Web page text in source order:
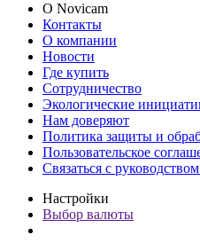
О Novicam
Контакты
О компании
Новости
Где купить
Сотрудничество
Экологические
Нам доверяют
Политика защиты и
Пользовательское
Связаться с
Настройки
Выбор валюты